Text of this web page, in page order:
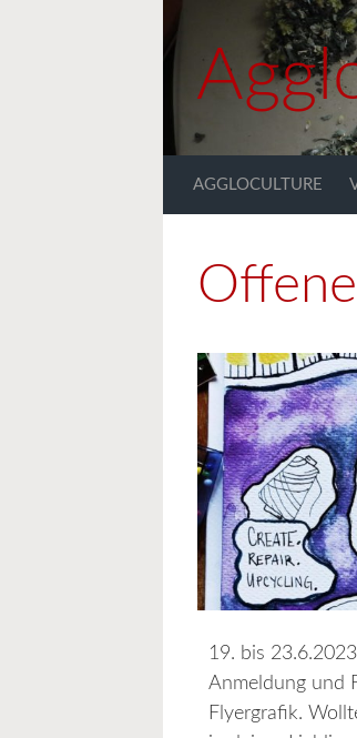
AGGLOCULTURE
19. bis
Anmeldung und
Flyergrafik.